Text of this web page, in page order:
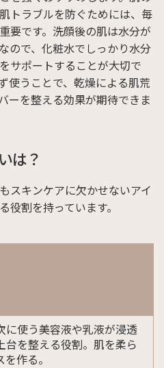
トラブルを防ぐためには、毎
要です。洗顔後の肌は水分が
ので、化粧水でしっかり水分
サポートすることが大切で
使うことで、乾燥による肌荒
ーを整える効果が期待できま
は？
スキンケアに欠かせないアイ
役割を持っています。
に使う美容液や乳液が浸透
台を整える役割。肌を柔ら
作る。